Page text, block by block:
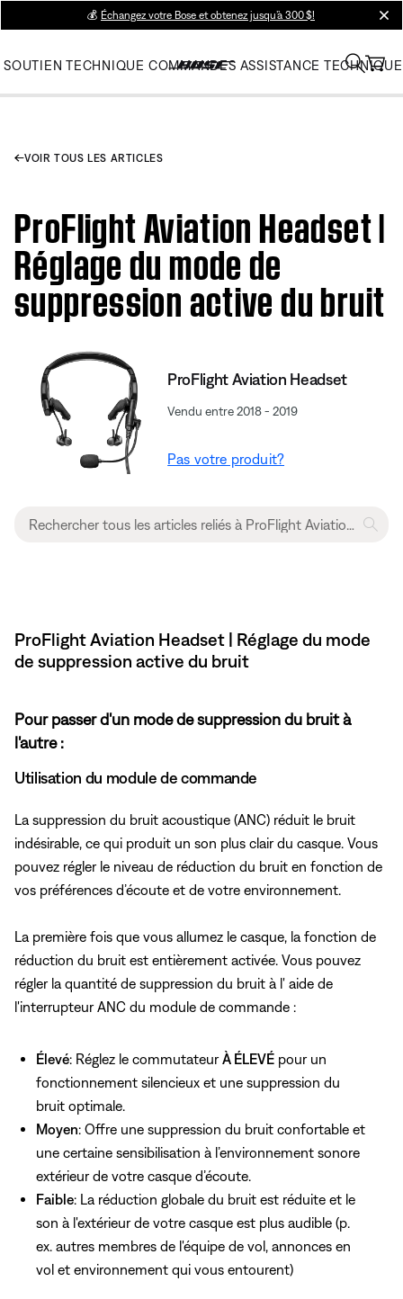
💰 Échangez votre Bose et obtenez jusqu’à 300 $!
SOUTIEN TECHNIQUE COMMANDES ASSISTANCE TECHNIQUE
VOIR TOUS LES ARTICLES
ProFlight Aviation Headset |
Réglage du mode de
suppression active du bruit
ProFlight Aviation Headset
Vendu entre 2018 - 2019
Pas votre produit?
ProFlight Aviation Headset | Réglage du mode
de suppression active du bruit
Pour passer d'un mode de suppression du bruit à
l'autre :
Utilisation du module de commande
La suppression du bruit acoustique (ANC) réduit le bruit
indésirable, ce qui produit un son plus clair du casque. Vous
pouvez régler le niveau de réduction du bruit en fonction de
vos préférences d’écoute et de votre environnement.
La première fois que vous allumez le casque, la fonction de
réduction du bruit est entièrement activée. Vous pouvez
régler la quantité de suppression du bruit à l' aide de
l'interrupteur ANC du module de commande :
Élevé: Réglez le commutateurÀ ÉLEVÉ pour un
fonctionnement silencieux et une suppression du
bruit optimale.
Moyen: Offre une suppression du bruit confortable et
une certaine sensibilisation à l’environnement sonore
extérieur de votre casque d’écoute.
Faible: La réduction globale du bruit est réduite et le
son à l'extérieur de votre casque est plus audible (p.
ex. autres membres de l'équipe de vol, annonces en
vol et environnement qui vous entourent)